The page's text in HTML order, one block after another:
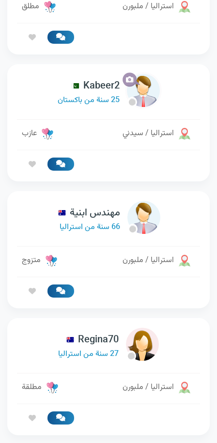
استراليا / ملبورن مطلق
Kabeer2
25 سنة من باكستان
استراليا / سيدني عازب
مهندس ابنية
66 سنة من استراليا
استراليا / ملبورن متزوج
Regina70
27 سنة من استراليا
استراليا / ملبورن مطلقة